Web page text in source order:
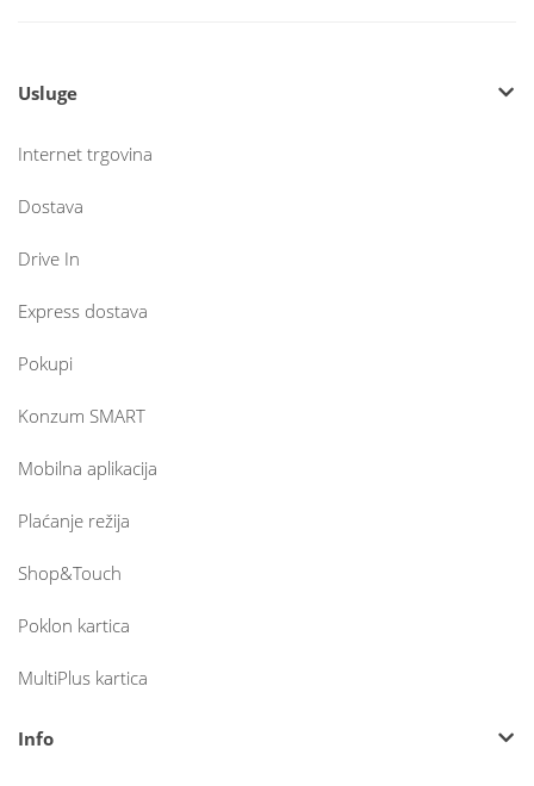
Usluge
Internet trgovina
Dostava
Drive In
Express dostava
Pokupi
Konzum SMART
Mobilna aplikacija
Plaćanje režija
Shop&Touch
Poklon kartica
MultiPlus kartica
Info